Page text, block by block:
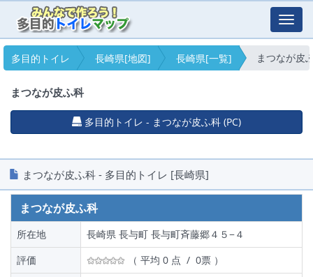
多目的トイレ
長崎県[地図] 長崎県[一覧] まつなが皮
まつなが皮ふ科
多目的トイレ - まつなが皮ふ科 (PC)
まつなが皮ふ科 - 多目的トイレ [長崎県]
まつなが皮ふ科
所在地
長崎県 長与町 長与町斉藤郷４５−４
評価
（ 平均 0 点 / 0票 ）